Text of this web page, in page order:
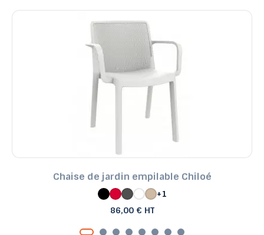
Chaise de jardin empilable Chiloé
+1
86,00 € HT